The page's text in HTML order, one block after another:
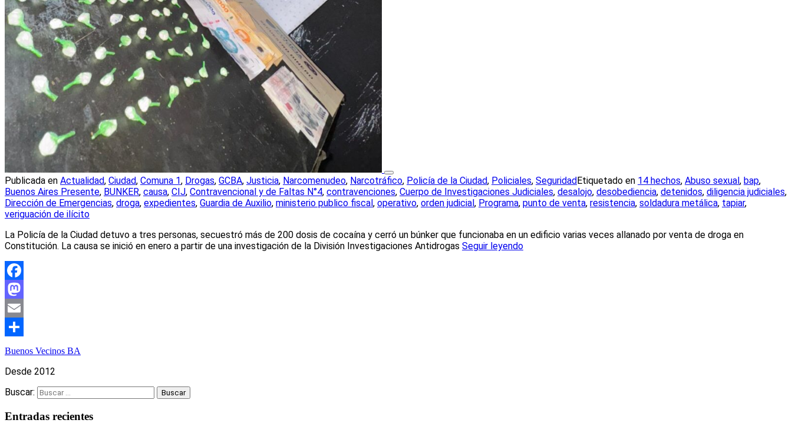
Publicada en Actualidad, Ciudad, Comuna 1, Drogas, GCBA, Justicia, Narcomenudeo, Narcotráfico, Policía de la Ciudad, Policiales, SeguridadEtiquetado en 14 hechos, Abuso sexual, bap,
Buenos Aires Presente, BUNKER, causa, CIJ, Contravencional y de Faltas N°4, contravenciones, Cuerpo de Investigaciones Judiciales, desalojo, desobediencia, detenidos, diligencia judiciales,
Dirección de Emergencias, droga, expedientes, Guardia de Auxilio, ministerio publico fiscal, operativo, orden judicial, Programa, punto de venta, resistencia, soldadura metálica, tapiar,
veriguación de ilícito
La Policía de la Ciudad detuvo a tres personas, secuestró más de 200 dosis de cocaína y cerró un búnker que funcionaba en un edificio varias veces allanado por venta de droga en
Constitución. La causa se inició en enero a partir de una investigación de la División Investigaciones Antidrogas Seguir leyendo
Facebook
Mastodon
Email
Compartir
Buenos Vecinos BA
Desde 2012
Buscar:
Entradas recientes